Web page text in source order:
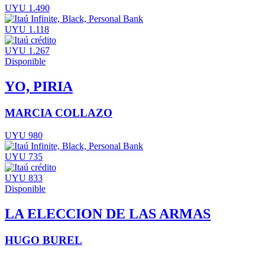
UYU 1.490
UYU 1.118
UYU 1.267
Disponible
YO, PIRIA
MARCIA COLLAZO
UYU 980
UYU 735
UYU 833
Disponible
LA ELECCION DE LAS ARMAS
HUGO BUREL